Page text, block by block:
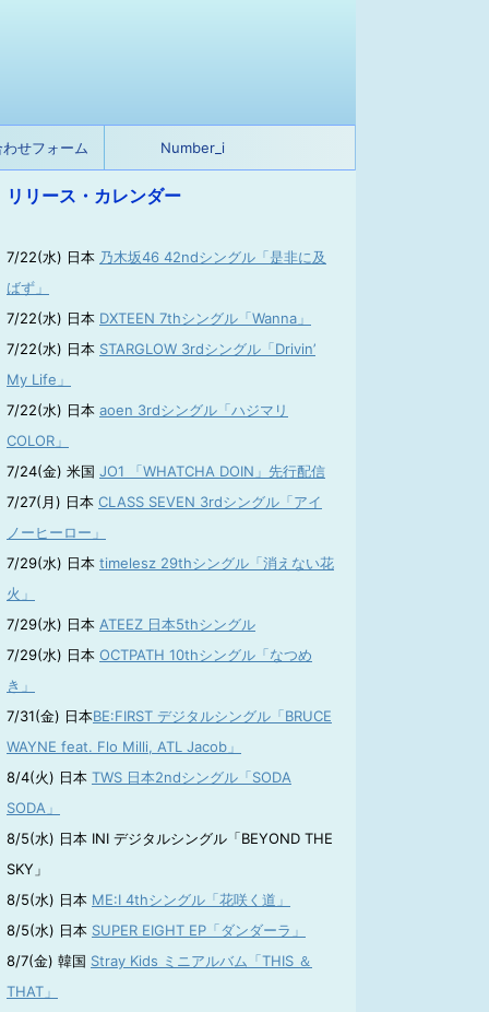
せフォーム Number_i
リリース・カレンダー
7/22(水) 日本 乃木坂46 42ndシングル「是非に及
ばず」
7/22(水) 日本 DXTEEN 7thシングル「Wanna」
7/22(水) 日本 STARGLOW 3rdシングル「Drivin’
My Life」
7/22(水) 日本 aoen 3rdシングル「ハジマリ
COLOR」
7/24(金) 米国 JO1 「WHATCHA DOIN」先行配信
7/27(月) 日本 CLASS SEVEN 3rdシングル「アイ
ノーヒーロー」
7/29(水) 日本 timelesz 29thシングル「消えない花
火」
7/29(水) 日本 ATEEZ 日本5thシングル
7/29(水) 日本 OCTPATH 10thシングル「なつめ
き」
7/31(金) 日本BE:FIRST デジタルシングル「BRUCE
WAYNE feat. Flo Milli, ATL Jacob」
8/4(火) 日本 TWS 日本2ndシングル「SODA
SODA」
8/5(水) 日本 INI デジタルシングル「BEYOND THE
SKY」
8/5(水) 日本 ME:I 4thシングル「花咲く道」
8/5(水) 日本 SUPER EIGHT EP「ダンダーラ」
8/7(金) 韓国 Stray Kids ミニアルバム「THIS ＆
THAT」